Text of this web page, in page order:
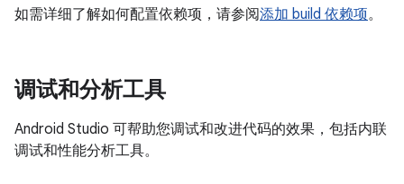
如需详细了解如何配置依赖项，请参阅添加 build 依赖项。
调试和分析工具
Android Studio 可帮助您调试和改进代码的效果，包括内联
调试和性能分析工具。